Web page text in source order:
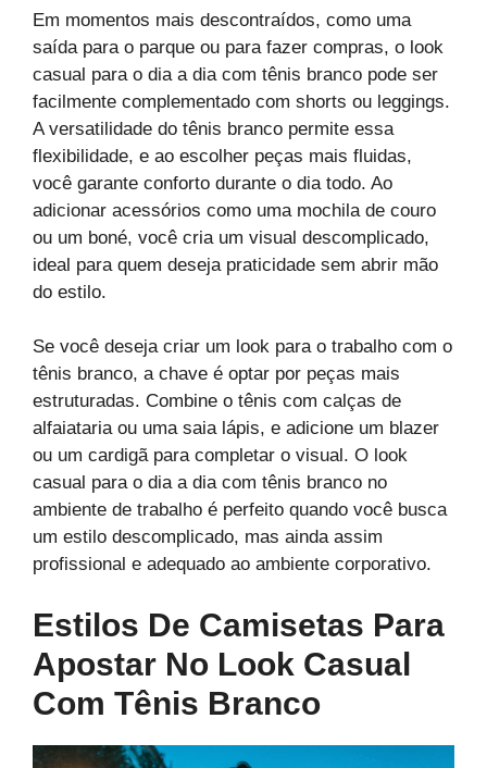
Em momentos mais descontraídos, como uma
saída para o parque ou para fazer compras, o look
casual para o dia a dia com tênis branco pode ser
facilmente complementado com shorts ou leggings.
A versatilidade do tênis branco permite essa
flexibilidade, e ao escolher peças mais fluidas,
você garante conforto durante o dia todo. Ao
adicionar acessórios como uma mochila de couro
ou um boné, você cria um visual descomplicado,
ideal para quem deseja praticidade sem abrir mão
do estilo.
Se você deseja criar um look para o trabalho com o
tênis branco, a chave é optar por peças mais
estruturadas. Combine o tênis com calças de
alfaiataria ou uma saia lápis, e adicione um blazer
ou um cardigã para completar o visual. O look
casual para o dia a dia com tênis branco no
ambiente de trabalho é perfeito quando você busca
um estilo descomplicado, mas ainda assim
profissional e adequado ao ambiente corporativo.
Estilos De Camisetas Para
Apostar No Look Casual
Com Tênis Branco